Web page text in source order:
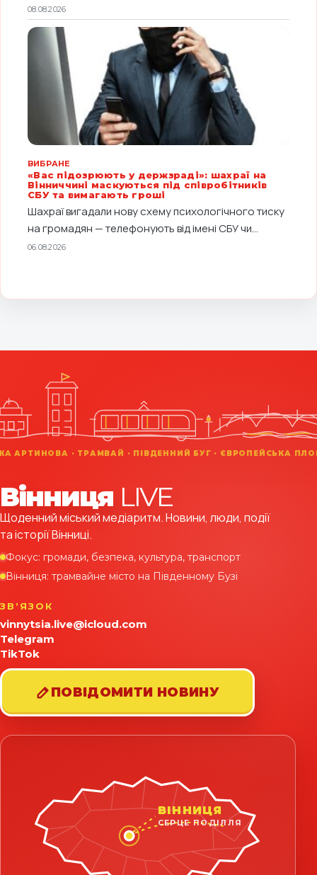
Вінниця LIVE
Щоденний міський медіаритм. Новини, люди, події
та історії Вінниці.
Фокус: громади, безпека, культура, транспорт
Вінниця: трамвайне місто на Південному Бузі
ЗВʼЯЗОК
vinnytsia.live@icloud.com
Telegram
TikTok
ПОВІДОМИТИ НОВИНУ
ВІННИЦЯ
СЕРЦЕ ПОДІЛЛЯ